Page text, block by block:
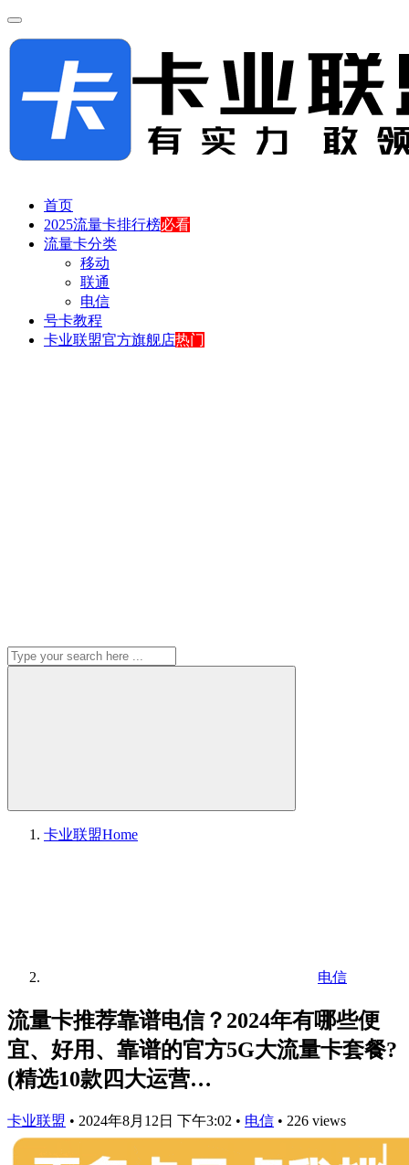
首页
2025流量卡排行榜必看
流量卡分类
移动
联通
电信
号卡教程
卡业联盟官方旗舰店热门
卡业联盟Home
电信
流量卡推荐靠谱电信？2024年有哪些便
宜、好用、靠谱的官方5G大流量卡套餐?
(精选10款四大运营…
卡业联盟 • 2024年8月12日 下午3:02 • 电信 • 226 views